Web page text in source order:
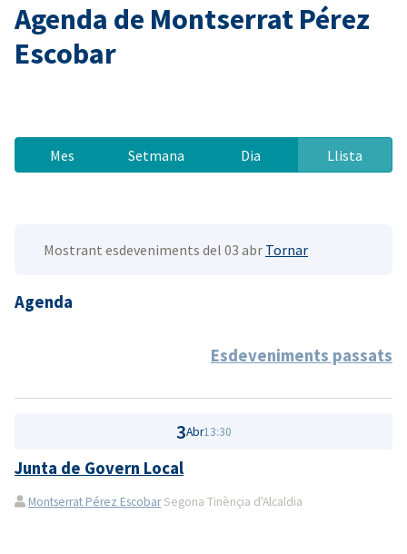
Agenda de Montserrat Pérez
Escobar
Mes Setmana Dia Llista
Mostrant esdeveniments del 03 abr Tornar
Agenda
Esdeveniments passats
3Abr13:30
Junta de Govern Local
Montserrat Pérez EscobarSegona Tinènçia d'Alcaldia